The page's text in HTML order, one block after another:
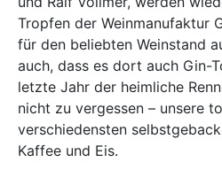
Tropfen der Weinmanufaktur
für den beliebten Weinstand
auch, dass es dort auch Gin-
letzte Jahr der heimliche
nicht zu vergessen – unsere
verschiedensten
Kaffee und Eis.